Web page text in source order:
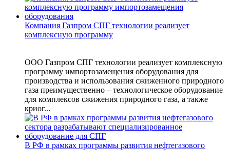
Компания Газпром СПГ технологии реализует
комплексную программу
ООО Газпром СПГ технологии реализует комплексную
программу импортозамещения оборудования для
производства и использования сжиженного природного
газа преимущественно – технологическое оборудование
для комплексов сжижения природного газа, а также
криог...
В РФ в рамках программы развития нефтегазового